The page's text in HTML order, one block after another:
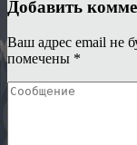
Добавить
Ваш адрес email не
помечены *